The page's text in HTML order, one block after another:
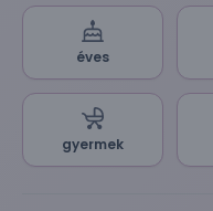
éves
gyermek